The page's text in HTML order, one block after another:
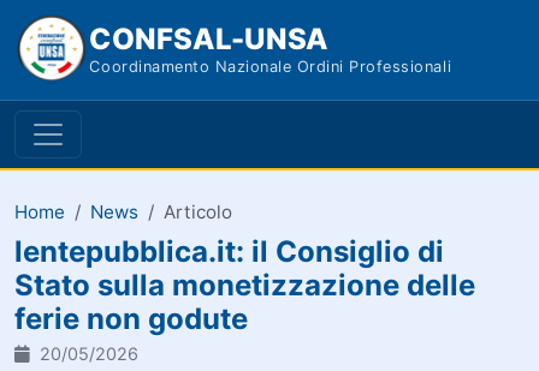
CONFSAL-UNSA
Coordinamento Nazionale Ordini Professionali
Home News Articolo
lentepubblica.it: il Consiglio di
Stato sulla monetizzazione delle
ferie non godute
20/05/2026